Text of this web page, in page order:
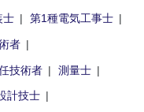
士
第1種電気工事士
者
技術者
測量士
計技士